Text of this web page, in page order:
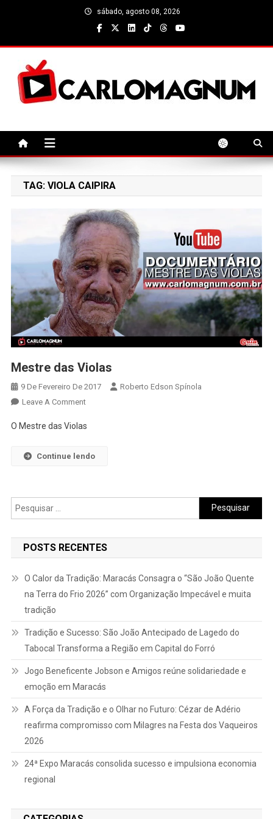
sábado, agosto 08, 2026
TAG: VIOLA CAIPIRA
Mestre das Violas
9 De Fevereiro De 2017
Roberto Edson Spínola
Leave A CommentOn
Das
O Mestre das Violas
Continue lendo
Pesquisar
por:
POSTS RECENTES
O Calor da Tradição: Maracás Consagra o “São João Quente
na Terra do Frio 2026” com Organização Impecável e muita
tradição
Tradição e Sucesso: São João Antecipado de Lagedo do
Tabocal Transforma a Região em Capital do Forró
Jogo Beneficente Jobson e Amigos reúne solidariedade e
emoção em Maracás
A Força da Tradição e o Olhar no Futuro: Cézar de Adério
reafirma compromisso com Milagres na Festa dos Vaqueiros
2026
24ª Expo Maracás consolida sucesso e impulsiona economia
regional